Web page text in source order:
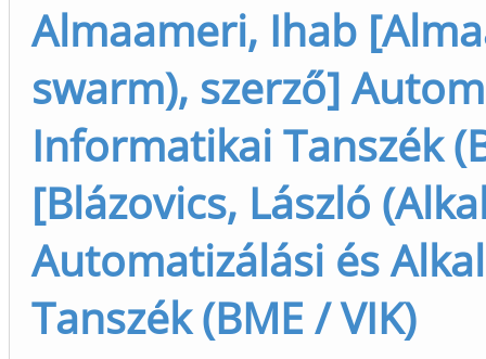
Almaameri, Ihab
swarm), szerző]
Informatikai Tanszék
[Blázovics, László
Automatizálási és
Tanszék (BME / VIK)